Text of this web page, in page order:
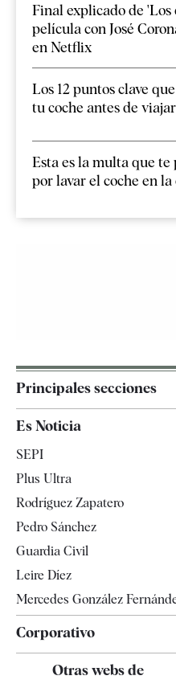
Final explicado de 'Los
película con José
en Netflix
Los 12 puntos clave
tu coche antes de viajar
Esta es la multa que
por lavar el coche en la
Principales secciones
España
Televisión
Es Noticia
SEPI
Plus Ultra
Rodríguez Zapatero
Pedro Sánchez
Guardia Civil
Leire Díez
Mercedes González
Corporativo
Contacto
Otras webs de